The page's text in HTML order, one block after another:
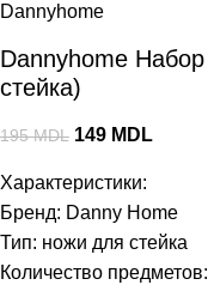
Dannyhome
Dannyhome
стейка)
195MDL 149 MDL
Характеристики:
Бренд: Danny Home
Тип: ножи для стейка
Количество